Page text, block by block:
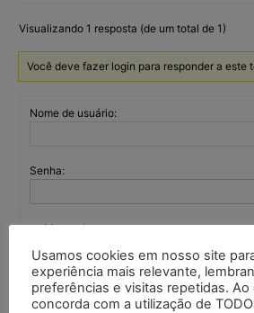
Visualizando 1 resposta (de um total de 1)
Você deve fazer login para responder a este
Nome de usuário:
Senha:
Mantenha-me
Entrar
Usamos cookies em nosso site
experiência mais relevante,
preferências e visitas repetidas. Ao
concorda com a utilização de